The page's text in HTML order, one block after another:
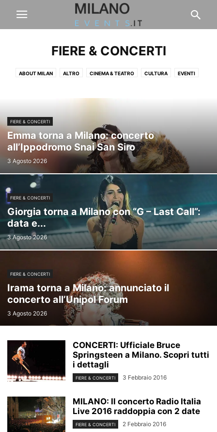
FIERE & CONCERTI
ABOUT MILAN ALTRO CINEMA & TEATRO CULTURA EVENTI
LIFESTYLE PAUL PABLO'S BLOG
FIERE & CONCERTI
Emma torna a Milano: concerto
all’Ippodromo Snai San Siro
3 Agosto 2026
FIERE & CONCERTI
Giorgia torna a Milano con “G – Last Call”:
data e...
3 Agosto 2026
FIERE & CONCERTI
Irama torna a Milano: annunciato il
concerto all’Unipol Forum
3 Agosto 2026
CONCERTI: Ufficiale Bruce
Springsteen a Milano. Scopri tutti
i dettagli
FIERE & CONCERTI 3 Febbraio 2016
MILANO: Il concerto Radio Italia
Live 2016 raddoppia con 2 date
FIERE & CONCERTI 2 Febbraio 2016